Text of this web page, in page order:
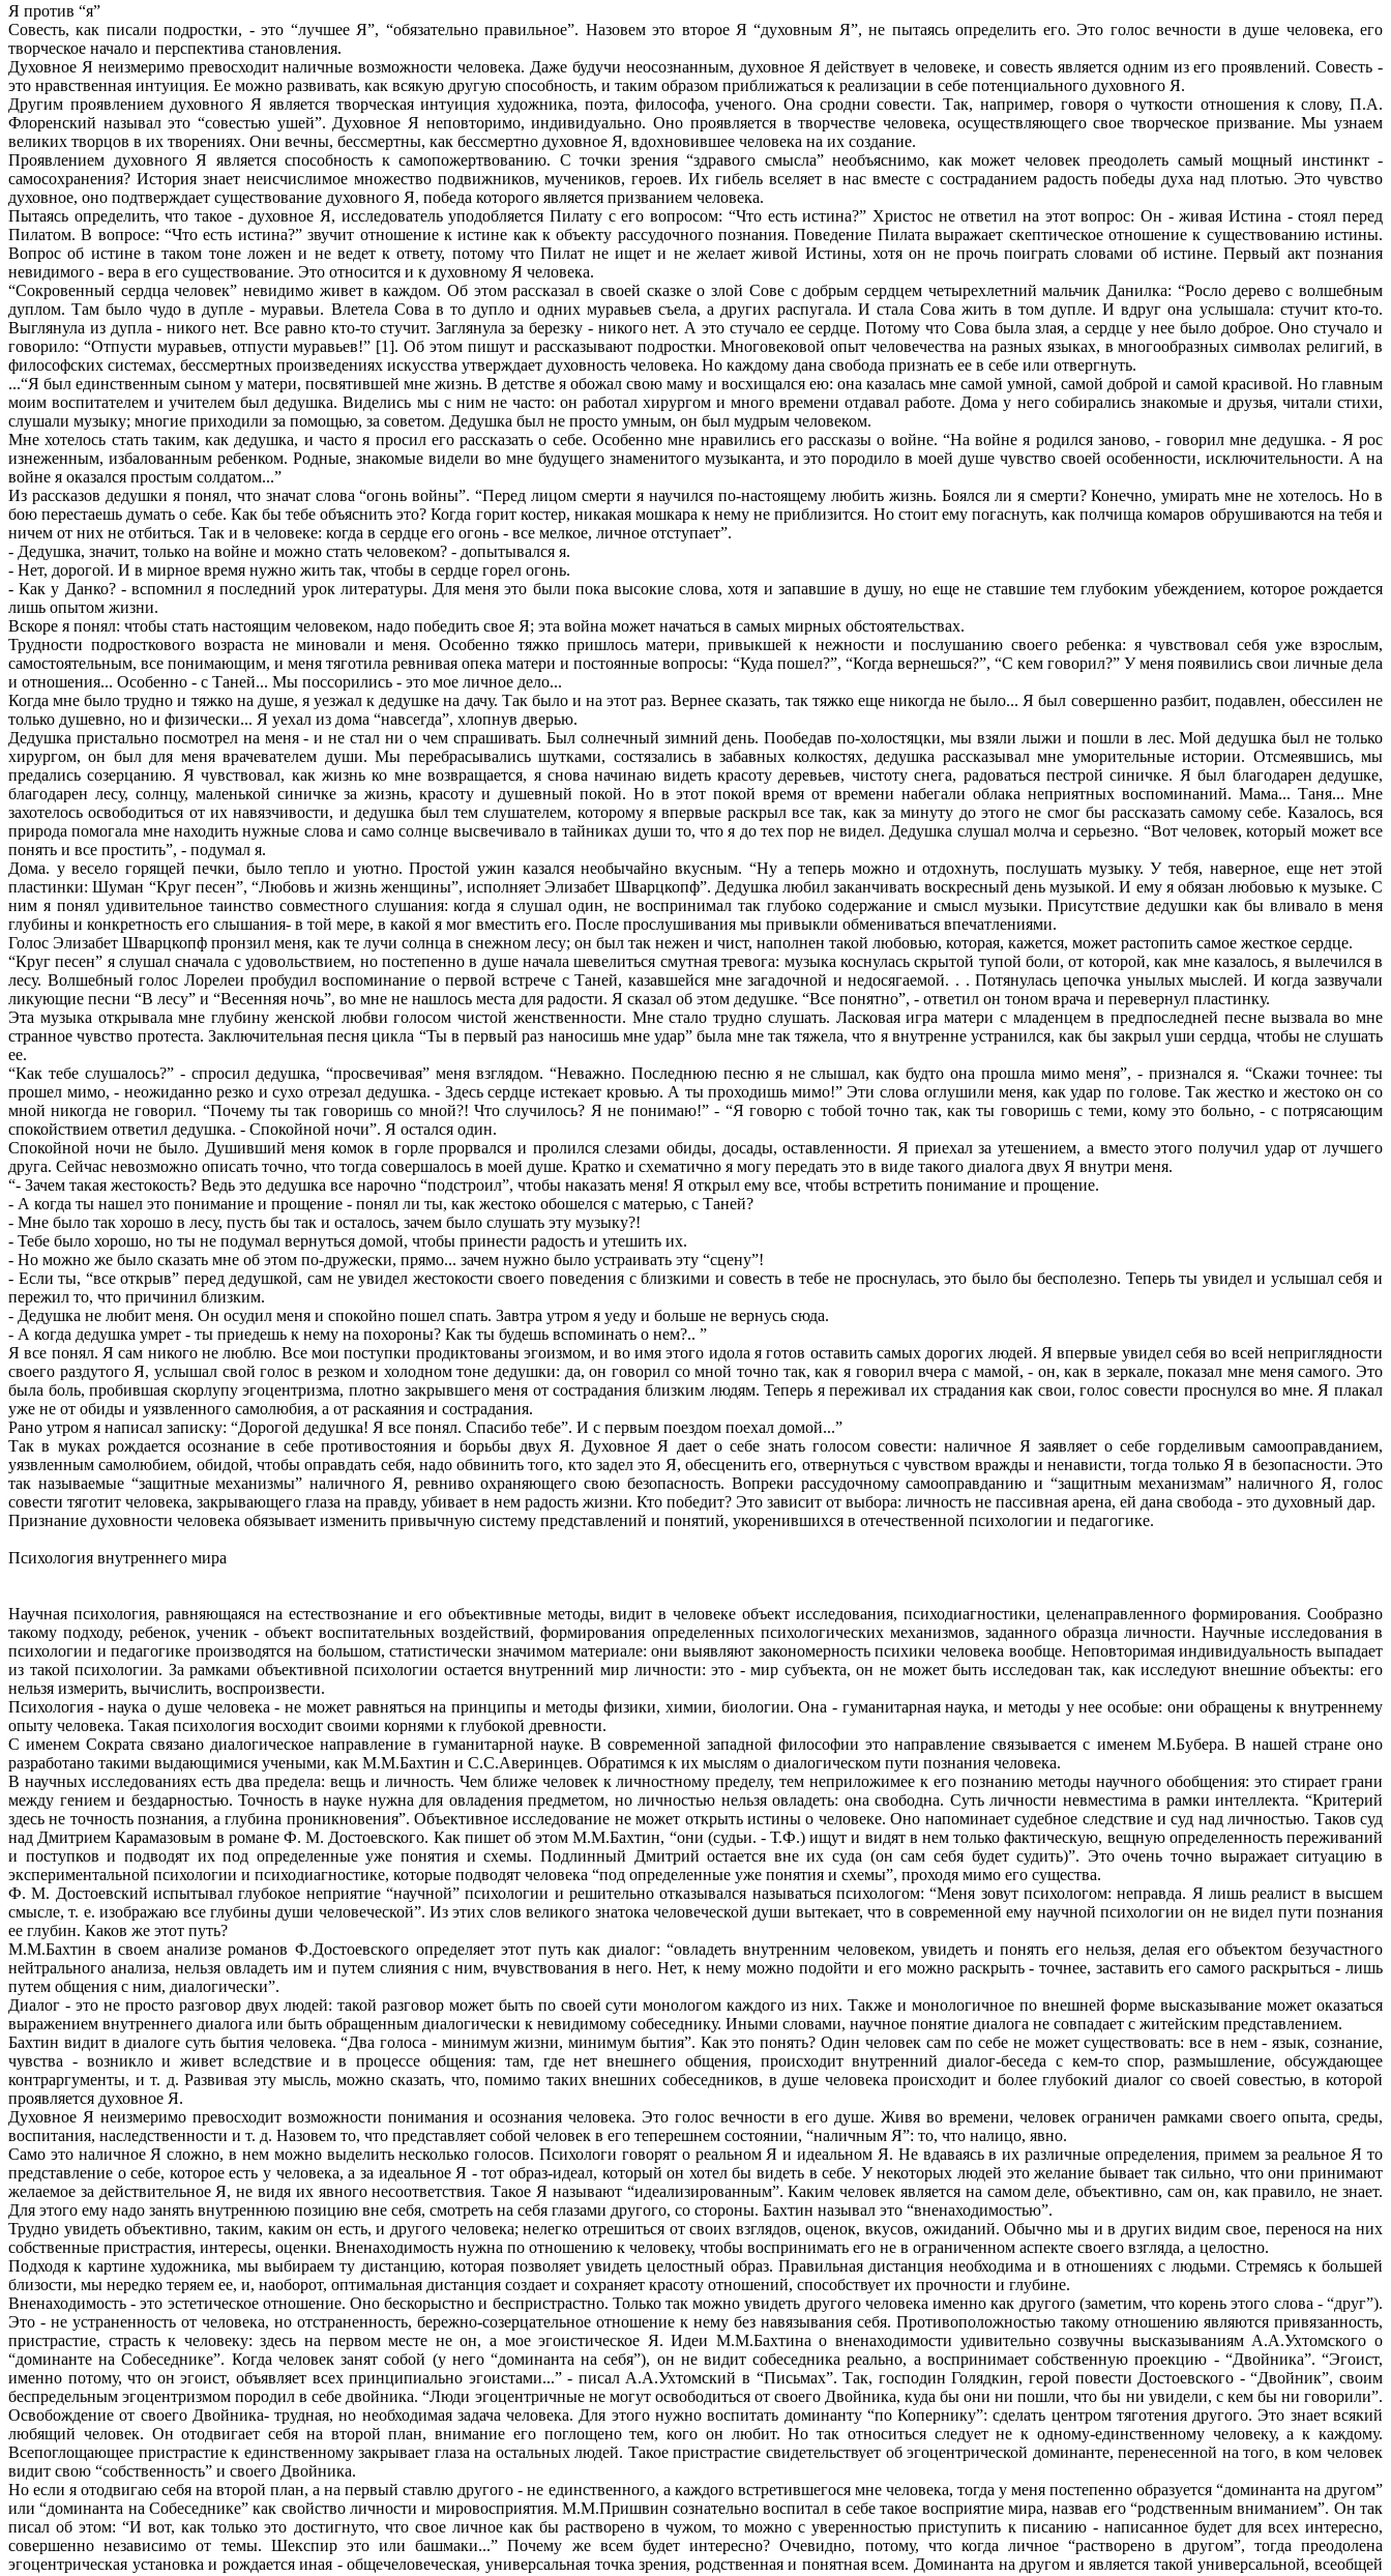
Я против “я”
Совесть, как писали подростки, - это “лучшее Я”, “обязательно правильное”. Назовем это второе Я “духовным Я”, не пытаясь определить его. Это голос вечности в душе человека, его
творческое начало и перспектива становления.
Духовное Я неизмеримо превосходит наличные возможности человека. Даже будучи неосознанным, духовное Я действует в человеке, и совесть является одним из его проявлений. Совесть -
это нравственная интуиция. Ее можно развивать, как всякую другую способность, и таким образом приближаться к реализации в себе потенциального духовного Я.
Другим проявлением духовного Я является творческая интуиция художника, поэта, философа, ученого. Она сродни совести. Так, например, говоря о чуткости отношения к слову, П.А.
Флоренский называл это “совестью ушей”. Духовное Я неповторимо, индивидуально. Оно проявляется в творчестве человека, осуществляющего свое творческое призвание. Мы узнаем
великих творцов в их творениях. Они вечны, бессмертны, как бессмертно духовное Я, вдохновившее человека на их создание.
Проявлением духовного Я является способность к самопожертвованию. С точки зрения “здравого смысла” необъяснимо, как может человек преодолеть самый мощный инстинкт -
самосохранения? История знает неисчислимое множество подвижников, мучеников, героев. Их гибель вселяет в нас вместе с состраданием радость победы духа над плотью. Это чувство
духовное, оно подтверждает существование духовного Я, победа которого является призванием человека.
Пытаясь определить, что такое - духовное Я, исследователь уподобляется Пилату с его вопросом: “Что есть истина?” Христос не ответил на этот вопрос: Он - живая Истина - стоял перед
Пилатом. В вопросе: “Что есть истина?” звучит отношение к истине как к объекту рассудочного познания. Поведение Пилата выражает скептическое отношение к существованию истины.
Вопрос об истине в таком тоне ложен и не ведет к ответу, потому что Пилат не ищет и не желает живой Истины, хотя он не прочь поиграть словами об истине. Первый акт познания
невидимого - вера в его существование. Это относится и к духовному Я человека.
“Сокровенный сердца человек” невидимо живет в каждом. Об этом рассказал в своей сказке о злой Сове с добрым сердцем четырехлетний мальчик Данилка: “Росло дерево с волшебным
дуплом. Там было чудо в дупле - муравьи. Влетела Сова в то дупло и одних муравьев съела, а других распугала. И стала Сова жить в том дупле. И вдруг она услышала: стучит кто-то.
Выглянула из дупла - никого нет. Все равно кто-то стучит. Заглянула за березку - никого нет. А это стучало ее сердце. Потому что Сова была злая, а сердце у нее было доброе. Оно стучало и
говорило: “Отпусти муравьев, отпусти муравьев!” [1]. Об этом пишут и рассказывают подростки. Многовековой опыт человечества на разных языках, в многообразных символах религий, в
философских системах, бессмертных произведениях искусства утверждает духовность человека. Но каждому дана свобода признать ее в себе или отвергнуть.
...“Я был единственным сыном у матери, посвятившей мне жизнь. В детстве я обожал свою маму и восхищался ею: она казалась мне самой умной, самой доброй и самой красивой. Но главным
моим воспитателем и учителем был дедушка. Виделись мы с ним не часто: он работал хирургом и много времени отдавал работе. Дома у него собирались знакомые и друзья, читали стихи,
слушали музыку; многие приходили за помощью, за советом. Дедушка был не просто умным, он был мудрым человеком.
Мне хотелось стать таким, как дедушка, и часто я просил его рассказать о себе. Особенно мне нравились его рассказы о войне. “На войне я родился заново, - говорил мне дедушка. - Я рос
изнеженным, избалованным ребенком. Родные, знакомые видели во мне будущего знаменитого музыканта, и это породило в моей душе чувство своей особенности, исключительности. А на
войне я оказался простым солдатом...”
Из рассказов дедушки я понял, что значат слова “огонь войны”. “Перед лицом смерти я научился по-настоящему любить жизнь. Боялся ли я смерти? Конечно, умирать мне не хотелось. Но в
бою перестаешь думать о себе. Как бы тебе объяснить это? Когда горит костер, никакая мошкара к нему не приблизится. Но стоит ему погаснуть, как полчища комаров обрушиваются на тебя и
ничем от них не отбиться. Так и в человеке: когда в сердце его огонь - все мелкое, личное отступает”.
- Дедушка, значит, только на войне и можно стать человеком? - допытывался я.
- Нет, дорогой. И в мирное время нужно жить так, чтобы в сердце горел огонь.
- Как у Данко? - вспомнил я последний урок литературы. Для меня это были пока высокие слова, хотя и запавшие в душу, но еще не ставшие тем глубоким убеждением, которое рождается
лишь опытом жизни.
Вскоре я понял: чтобы стать настоящим человеком, надо победить свое Я; эта война может начаться в самых мирных обстоятельствах.
Трудности подросткового возраста не миновали и меня. Особенно тяжко пришлось матери, привыкшей к нежности и послушанию своего ребенка: я чувствовал себя уже взрослым,
самостоятельным, все понимающим, и меня тяготила ревнивая опека матери и постоянные вопросы: “Куда пошел?”, “Когда вернешься?”, “С кем говорил?” У меня появились свои личные дела
и отношения... Особенно - с Таней... Мы поссорились - это мое личное дело...
Когда мне было трудно и тяжко на душе, я уезжал к дедушке на дачу. Так было и на этот раз. Вернее сказать, так тяжко еще никогда не было... Я был совершенно разбит, подавлен, обессилен не
только душевно, но и физически... Я уехал из дома “навсегда”, хлопнув дверью.
Дедушка пристально посмотрел на меня - и не стал ни о чем спрашивать. Был солнечный зимний день. Пообедав по-холостяцки, мы взяли лыжи и пошли в лес. Мой дедушка был не только
хирургом, он был для меня врачевателем души. Мы перебрасывались шутками, состязались в забавных колкостях, дедушка рассказывал мне уморительные истории. Отсмеявшись, мы
предались созерцанию. Я чувствовал, как жизнь ко мне возвращается, я снова начинаю видеть красоту деревьев, чистоту снега, радоваться пестрой синичке. Я был благодарен дедушке,
благодарен лесу, солнцу, маленькой синичке за жизнь, красоту и душевный покой. Но в этот покой время от времени набегали облака неприятных воспоминаний. Мама... Таня... Мне
захотелось освободиться от их навязчивости, и дедушка был тем слушателем, которому я впервые раскрыл все так, как за минуту до этого не смог бы рассказать самому себе. Казалось, вся
природа помогала мне находить нужные слова и само солнце высвечивало в тайниках души то, что я до тех пор не видел. Дедушка слушал молча и серьезно. “Вот человек, который может все
понять и все простить”, - подумал я.
Дома. у весело горящей печки, было тепло и уютно. Простой ужин казался необычайно вкусным. “Ну а теперь можно и отдохнуть, послушать музыку. У тебя, наверное, еще нет этой
пластинки: Шуман “Круг песен”, “Любовь и жизнь женщины”, исполняет Элизабет Шварцкопф”. Дедушка любил заканчивать воскресный день музыкой. И ему я обязан любовью к музыке. С
ним я понял удивительное таинство совместного слушания: когда я слушал один, не воспринимал так глубоко содержание и смысл музыки. Присутствие дедушки как бы вливало в меня
глубины и конкретность его слышания- в той мере, в какой я мог вместить его. После прослушивания мы привыкли обмениваться впечатлениями.
Голос Элизабет Шварцкопф пронзил меня, как те лучи солнца в снежном лесу; он был так нежен и чист, наполнен такой любовью, которая, кажется, может растопить самое жесткое сердце.
“Круг песен” я слушал сначала с удовольствием, но постепенно в душе начала шевелиться смутная тревога: музыка коснулась скрытой тупой боли, от которой, как мне казалось, я вылечился в
лесу. Волшебный голос Лорелеи пробудил воспоминание о первой встрече с Таней, казавшейся мне загадочной и недосягаемой. . . Потянулась цепочка унылых мыслей. И когда зазвучали
ликующие песни “В лесу” и “Весенняя ночь”, во мне не нашлось места для радости. Я сказал об этом дедушке. “Все понятно”, - ответил он тоном врача и перевернул пластинку.
Эта музыка открывала мне глубину женской любви голосом чистой женственности. Мне стало трудно слушать. Ласковая игра матери с младенцем в предпоследней песне вызвала во мне
странное чувство протеста. Заключительная песня цикла “Ты в первый раз наносишь мне удар” была мне так тяжела, что я внутренне устранился, как бы закрыл уши сердца, чтобы не слушать
ее.
“Как тебе слушалось?” - спросил дедушка, “просвечивая” меня взглядом. “Неважно. Последнюю песню я не слышал, как будто она прошла мимо меня”, - признался я. “Скажи точнее: ты
прошел мимо, - неожиданно резко и сухо отрезал дедушка. - Здесь сердце истекает кровью. А ты проходишь мимо!” Эти слова оглушили меня, как удар по голове. Так жестко и жестоко он со
мной никогда не говорил. “Почему ты так говоришь со мной?! Что случилось? Я не понимаю!” - “Я говорю с тобой точно так, как ты говоришь с теми, кому это больно, - с потрясающим
спокойствием ответил дедушка. - Спокойной ночи”. Я остался один.
Спокойной ночи не было. Душивший меня комок в горле прорвался и пролился слезами обиды, досады, оставленности. Я приехал за утешением, а вместо этого получил удар от лучшего
друга. Сейчас невозможно описать точно, что тогда совершалось в моей душе. Кратко и схематично я могу передать это в виде такого диалога двух Я внутри меня.
“- Зачем такая жестокость? Ведь это дедушка все нарочно “подстроил”, чтобы наказать меня! Я открыл ему все, чтобы встретить понимание и прощение.
- А когда ты нашел это понимание и прощение - понял ли ты, как жестоко обошелся с матерью, с Таней?
- Мне было так хорошо в лесу, пусть бы так и осталось, зачем было слушать эту музыку?!
- Тебе было хорошо, но ты не подумал вернуться домой, чтобы принести радость и утешить их.
- Но можно же было сказать мне об этом по-дружески, прямо... зачем нужно было устраивать эту “сцену”!
- Если ты, “все открыв” перед дедушкой, сам не увидел жестокости своего поведения с близкими и совесть в тебе не проснулась, это было бы бесполезно. Теперь ты увидел и услышал себя и
пережил то, что причинил близким.
- Дедушка не любит меня. Он осудил меня и спокойно пошел спать. Завтра утром я уеду и больше не вернусь сюда.
- А когда дедушка умрет - ты приедешь к нему на похороны? Как ты будешь вспоминать о нем?.. ”
Я все понял. Я сам никого не люблю. Все мои поступки продиктованы эгоизмом, и во имя этого идола я готов оставить самых дорогих людей. Я впервые увидел себя во всей неприглядности
своего раздутого Я, услышал свой голос в резком и холодном тоне дедушки: да, он говорил со мной точно так, как я говорил вчера с мамой, - он, как в зеркале, показал мне меня самого. Это
была боль, пробившая скорлупу эгоцентризма, плотно закрывшего меня от сострадания близким людям. Теперь я переживал их страдания как свои, голос совести проснулся во мне. Я плакал
уже не от обиды и уязвленного самолюбия, а от раскаяния и сострадания.
Рано утром я написал записку: “Дорогой дедушка! Я все понял. Спасибо тебе”. И с первым поездом поехал домой...”
Так в муках рождается осознание в себе противостояния и борьбы двух Я. Духовное Я дает о себе знать голосом совести: наличное Я заявляет о себе горделивым самооправданием,
уязвленным самолюбием, обидой, чтобы оправдать себя, надо обвинить того, кто задел это Я, обесценить его, отвернуться с чувством вражды и ненависти, тогда только Я в безопасности. Это
так называемые “защитные механизмы” наличного Я, ревниво охраняющего свою безопасность. Вопреки рассудочному самооправданию и “защитным механизмам” наличного Я, голос
совести тяготит человека, закрывающего глаза на правду, убивает в нем радость жизни. Кто победит? Это зависит от выбора: личность не пассивная арена, ей дана свобода - это духовный дар.
Признание духовности человека обязывает изменить привычную систему представлений и понятий, укоренившихся в отечественной психологии и педагогике.
Психология внутреннего мира
Научная психология, равняющаяся на естествознание и его объективные методы, видит в человеке объект исследования, психодиагностики, целенаправленного формирования. Сообразно
такому подходу, ребенок, ученик - объект воспитательных воздействий, формирования определенных психологических механизмов, заданного образца личности. Научные исследования в
психологии и педагогике производятся на большом, статистически значимом материале: они выявляют закономерность психики человека вообще. Неповторимая индивидуальность выпадает
из такой психологии. За рамками объективной психологии остается внутренний мир личности: это - мир субъекта, он не может быть исследован так, как исследуют внешние объекты: его
нельзя измерить, вычислить, воспроизвести.
Психология - наука о душе человека - не может равняться на принципы и методы физики, химии, биологии. Она - гуманитарная наука, и методы у нее особые: они обращены к внутреннему
опыту человека. Такая психология восходит своими корнями к глубокой древности.
С именем Сократа связано диалогическое направление в гуманитарной науке. В современной западной философии это направление связывается с именем М.Бубера. В нашей стране оно
разработано такими выдающимися учеными, как М.М.Бахтин и С.С.Аверинцев. Обратимся к их мыслям о диалогическом пути познания человека.
В научных исследованиях есть два предела: вещь и личность. Чем ближе человек к личностному пределу, тем неприложимее к его познанию методы научного обобщения: это стирает грани
между гением и бездарностью. Точность в науке нужна для овладения предметом, но личностью нельзя овладеть: она свободна. Суть личности невместима в рамки интеллекта. “Критерий
здесь не точность познания, а глубина проникновения”. Объективное исследование не может открыть истины о человеке. Оно напоминает судебное следствие и суд над личностью. Таков суд
над Дмитрием Карамазовым в романе Ф. М. Достоевского. Как пишет об этом М.М.Бахтин, “они (судьи. - Т.Ф.) ищут и видят в нем только фактическую, вещную определенность переживаний
и поступков и подводят их под определенные уже понятия и схемы. Подлинный Дмитрий остается вне их суда (он сам себя будет судить)”. Это очень точно выражает ситуацию в
экспериментальной психологии и психодиагностике, которые подводят человека “под определенные уже понятия и схемы”, проходя мимо его существа.
Ф. М. Достоевский испытывал глубокое неприятие “научной” психологии и решительно отказывался называться психологом: “Меня зовут психологом: неправда. Я лишь реалист в высшем
смысле, т. е. изображаю все глубины души человеческой”. Из этих слов великого знатока человеческой души вытекает, что в современной ему научной психологии он не видел пути познания
ее глубин. Каков же этот путь?
М.М.Бахтин в своем анализе романов Ф.Достоевского определяет этот путь как диалог: “овладеть внутренним человеком, увидеть и понять его нельзя, делая его объектом безучастного
нейтрального анализа, нельзя овладеть им и путем слияния с ним, вчувствования в него. Нет, к нему можно подойти и его можно раскрыть - точнее, заставить его самого раскрыться - лишь
путем общения с ним, диалогически”.
Диалог - это не просто разговор двух людей: такой разговор может быть по своей сути монологом каждого из них. Также и монологичное по внешней форме высказывание может оказаться
выражением внутреннего диалога или быть обращенным диалогически к невидимому собеседнику. Иными словами, научное понятие диалога не совпадает с житейским представлением.
Бахтин видит в диалоге суть бытия человека. “Два голоса - минимум жизни, минимум бытия”. Как это понять? Один человек сам по себе не может существовать: все в нем - язык, сознание,
чувства - возникло и живет вследствие и в процессе общения: там, где нет внешнего общения, происходит внутренний диалог-беседа с кем-то спор, размышление, обсуждающее
контраргументы, и т. д. Развивая эту мысль, можно сказать, что, помимо таких внешних собеседников, в душе человека происходит и более глубокий диалог со своей совестью, в которой
проявляется духовное Я.
Духовное Я неизмеримо превосходит возможности понимания и осознания человека. Это голос вечности в его душе. Живя во времени, человек ограничен рамками своего опыта, среды,
воспитания, наследственности и т. д. Назовем то, что представляет собой человек в его теперешнем состоянии, “наличным Я”: то, что налицо, явно.
Само это наличное Я сложно, в нем можно выделить несколько голосов. Психологи говорят о реальном Я и идеальном Я. Не вдаваясь в их различные определения, примем за реальное Я то
представление о себе, которое есть у человека, а за идеальное Я - тот образ-идеал, который он хотел бы видеть в себе. У некоторых людей это желание бывает так сильно, что они принимают
желаемое за действительное Я, не видя их явного несоответствия. Такое Я называют “идеализированным”. Каким человек является на самом деле, объективно, сам он, как правило, не знает.
Для этого ему надо занять внутреннюю позицию вне себя, смотреть на себя глазами другого, со стороны. Бахтин называл это “вненаходимостью”.
Трудно увидеть объективно, таким, каким он есть, и другого человека; нелегко отрешиться от своих взглядов, оценок, вкусов, ожиданий. Обычно мы и в других видим свое, перенося на них
собственные пристрастия, интересы, оценки. Вненаходимость нужна по отношению к человеку, чтобы воспринимать его не в ограниченном аспекте своего взгляда, а целостно.
Подходя к картине художника, мы выбираем ту дистанцию, которая позволяет увидеть целостный образ. Правильная дистанция необходима и в отношениях с людьми. Стремясь к большей
близости, мы нередко теряем ее, и, наоборот, оптимальная дистанция создает и сохраняет красоту отношений, способствует их прочности и глубине.
Вненаходимость - это эстетическое отношение. Оно бескорыстно и беспристрастно. Только так можно увидеть другого человека именно как другого (заметим, что корень этого слова - “друг”).
Это - не устраненность от человека, но отстраненность, бережно-созерцательное отношение к нему без навязывания себя. Противоположностью такому отношению являются привязанность,
пристрастие, страсть к человеку: здесь на первом месте не он, а мое эгоистическое Я. Идеи М.М.Бахтина о вненаходимости удивительно созвучны высказываниям А.А.Ухтомского о
“доминанте на Собеседнике”. Когда человек занят собой (у него “доминанта на себя”), он не видит собеседника реально, а воспринимает собственную проекцию - “Двойника”. “Эгоист,
именно потому, что он эгоист, объявляет всех принципиально эгоистами...” - писал А.А.Ухтомский в “Письмах”. Так, господин Голядкин, герой повести Достоевского - “Двойник”, своим
беспредельным эгоцентризмом породил в себе двойника. “Люди эгоцентричные не могут освободиться от своего Двойника, куда бы они ни пошли, что бы ни увидели, с кем бы ни говорили”.
Освобождение от своего Двойника- трудная, но необходимая задача человека. Для этого нужно воспитать доминанту “по Копернику”: сделать центром тяготения другого. Это знает всякий
любящий человек. Он отодвигает себя на второй план, внимание его поглощено тем, кого он любит. Но так относиться следует не к одному-единственному человеку, а к каждому.
Всепоглощающее пристрастие к единственному закрывает глаза на остальных людей. Такое пристрастие свидетельствует об эгоцентрической доминанте, перенесенной на того, в ком человек
видит свою “собственность” и своего Двойника.
Но если я отодвигаю себя на второй план, а на первый ставлю другого - не единственного, а каждого встретившегося мне человека, тогда у меня постепенно образуется “доминанта на другом”
или “доминанта на Собеседнике” как свойство личности и мировосприятия. М.М.Пришвин сознательно воспитал в себе такое восприятие мира, назвав его “родственным вниманием”. Он так
писал об этом: “И вот, как только это достигнуто, что свое личное как бы растворено в чужом, то можно с уверенностью приступить к писанию - написанное будет для всех интересно,
совершенно независимо от темы. Шекспир это или башмаки...” Почему же всем будет интересно? Очевидно, потому, что когда личное “растворено в другом”, тогда преодолена
эгоцентрическая установка и рождается иная - общечеловеческая, универсальная точка зрения, родственная и понятная всем. Доминанта на другом и является такой универсальной, всеобщей